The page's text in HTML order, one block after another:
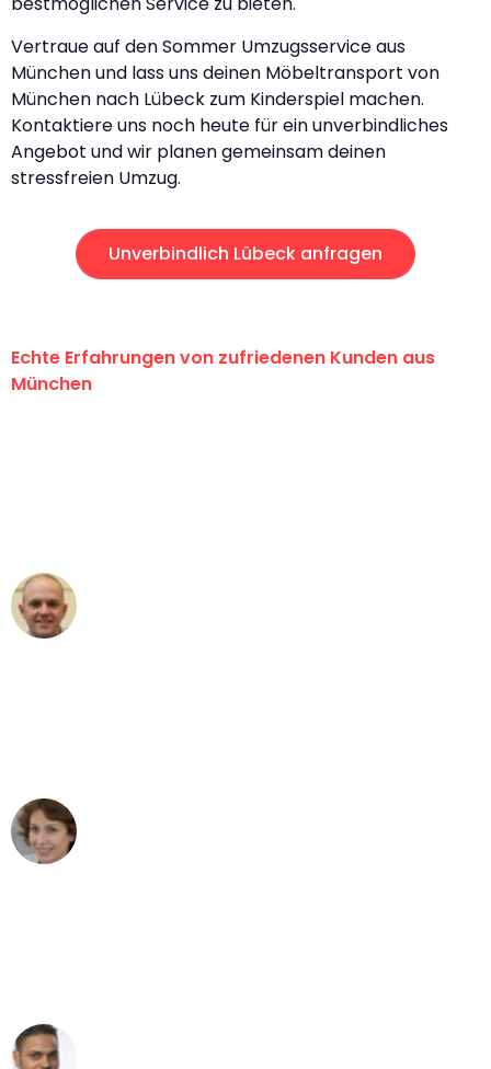
Vertraue auf den Sommer Umzugsservice aus
München und lass uns deinen Möbeltransport von
München nach Lübeck zum Kinderspiel machen.
Kontaktiere uns noch heute für ein unverbindliches
Angebot und wir planen gemeinsam deinen
stressfreien Umzug.
Unverbindlich Lübeck anfragen
Echte Erfahrungen von zufriedenen Kunden aus
München